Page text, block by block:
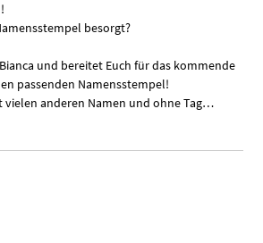
besorgt?
und bereitet Euch für das kommende
passenden Namensstempel!
vielen anderen Namen und ohne Tag…